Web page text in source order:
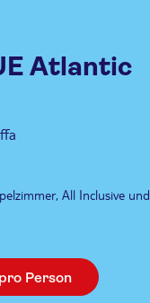
Atlantic
All Inclusive und
Person